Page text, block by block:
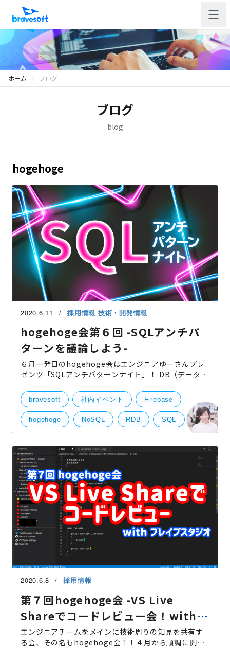
ホーム ブログ
ブログ
blog
hogehoge
2020.6.11 採用情報 技術・開発情報
hogehoge会第６回 -SQLアンチパ
ターンを議論しよう-
６月一発目のhogehoge会はエンジニアゆーさんプレ
ゼンツ「SQLアンチパターンナイト」！ DB（データベ
についてみんなでディスカッションしようというテー
マです。今
bravesoft 社内イベント Firebase
hogehoge NoSQL RDB SQL
サーバー
2020.6.8 採用情報
第７回hogehoge会 -VS Live
Shareでコードレビュー会！with
ブレイブスタジオ-
エンジニアチームをメインに技術周りの知見を共有す
る会、その名もhogehoge会！！４月から順調に開催